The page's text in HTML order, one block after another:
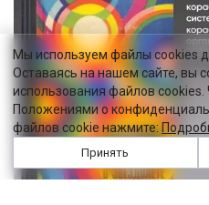
Мы используем файлы cookies
Оставаясь на нашем сайте, вы
использования файлов
Положениями о
файлов cookie нажмите:
Принять